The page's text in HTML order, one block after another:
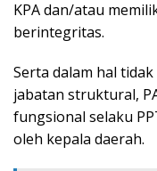
KPA dan/atau
berintegritas.
Serta dalam hal
jabatan struktural,
fungsional selaku
oleh kepala daerah.